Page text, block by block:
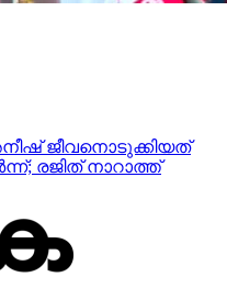
ജീവനൊടുക്കിയത്
രജിത് നാറാത്ത്